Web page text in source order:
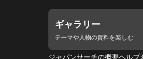
ギャラリー
テーマや人物の資料を楽しむ
ジャパンサーチの概要ヘルプ